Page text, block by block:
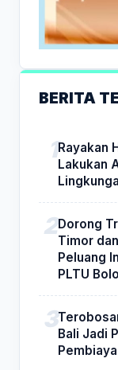
BERITA
Rayakan
Lakukan
Dorong
Timor
Peluang
PLTU
Bali Jadi